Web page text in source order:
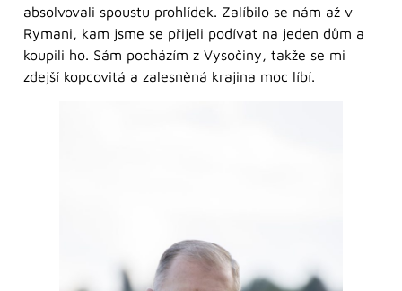
absolvovali spoustu prohlídek. Zalíbilo se nám až v
Rymani, kam jsme se přijeli podívat na jeden dům a
koupili ho. Sám pocházím z Vysočiny, takže se mi
zdejší kopcovitá a zalesněná krajina moc líbí.